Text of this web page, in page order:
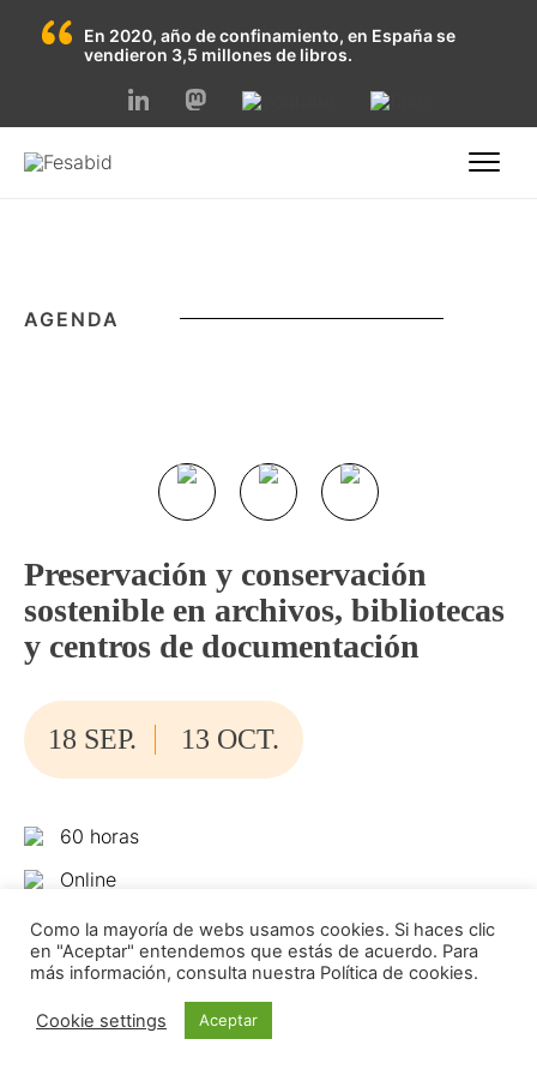
En 2020, año de confinamiento, en España se
vendieron 3,5 millones de libros.
AGENDA
Preservación y conservación
sostenible en archivos, bibliotecas
y centros de documentación
18 SEP. 13 OCT.
60 horas
Online
Formación
Sociedad Española de Documentación e
Información Científica (SEDIC)
Como la mayoría de webs usamos cookies. Si haces clic
en "Aceptar" entendemos que estás de acuerdo. Para
más información, consulta nuestra Política de cookies.
Cookie settings Aceptar